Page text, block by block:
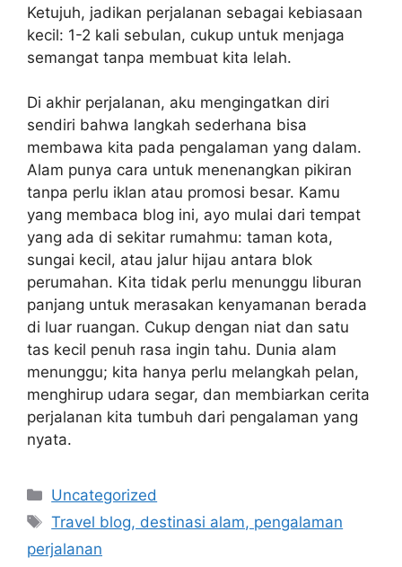
Ketujuh, jadikan perjalanan sebagai kebiasaan
kecil: 1-2 kali sebulan, cukup untuk menjaga
semangat tanpa membuat kita lelah.
Di akhir perjalanan, aku mengingatkan diri
sendiri bahwa langkah sederhana bisa
membawa kita pada pengalaman yang dalam.
Alam punya cara untuk menenangkan pikiran
tanpa perlu iklan atau promosi besar. Kamu
yang membaca blog ini, ayo mulai dari tempat
yang ada di sekitar rumahmu: taman kota,
sungai kecil, atau jalur hijau antara blok
perumahan. Kita tidak perlu menunggu liburan
panjang untuk merasakan kenyamanan berada
di luar ruangan. Cukup dengan niat dan satu
tas kecil penuh rasa ingin tahu. Dunia alam
menunggu; kita hanya perlu melangkah pelan,
menghirup udara segar, dan membiarkan cerita
perjalanan kita tumbuh dari pengalaman yang
nyata.
Categories
Uncategorized
Tags
Travel blog, destinasi alam, pengalaman
perjalanan